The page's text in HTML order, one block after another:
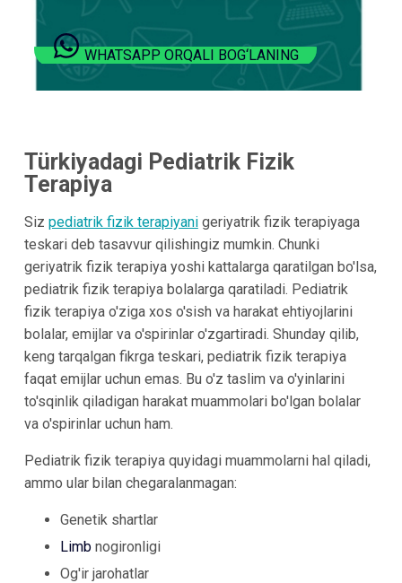
WHATSAPP ORQALI BOG‘LANING
Türkiyadagi Pediatrik Fizik
Terapiya
Siz pediatrik fizik terapiyanigeriyatrik fizik terapiyaga
teskari deb tasavvur qilishingiz mumkin. Chunki
geriyatrik fizik terapiya yoshi kattalarga qaratilgan bo'lsa,
pediatrik fizik terapiya bolalarga qaratiladi. Pediatrik
fizik terapiya o'ziga xos o'sish va harakat ehtiyojlarini
bolalar, emijlar va o'spirinlar o'zgartiradi. Shunday qilib,
keng tarqalgan fikrga teskari, pediatrik fizik terapiya
faqat emijlar uchun emas. Bu o'z taslim va o'yinlarini
to'sqinlik qiladigan harakat muammolari bo'lgan bolalar
va o'spirinlar uchun ham.
Pediatrik fizik terapiya quyidagi muammolarni hal qiladi,
ammo ular bilan chegaralanmagan:
Genetik shartlar
Limb nogironligi
Og'ir jarohatlar